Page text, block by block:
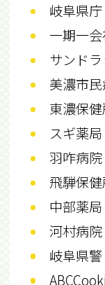
岐阜県庁
一期一
サンド
美濃市
東濃保
スギ薬局
羽咋病院
飛騨保
中部薬局
河村病院
岐阜県警